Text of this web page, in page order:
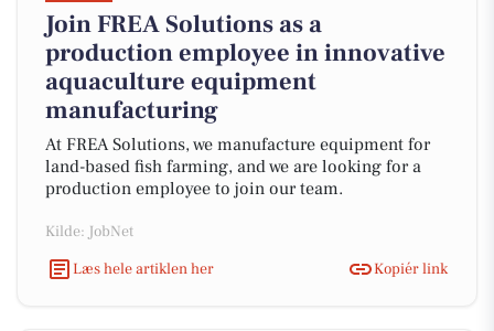
Join FREA Solutions as a
production employee in innovative
aquaculture equipment
manufacturing
At FREA Solutions, we manufacture equipment for
land-based fish farming, and we are looking for a
production employee to join our team.
Kilde: JobNet
Læs hele artiklen her
Kopiér link